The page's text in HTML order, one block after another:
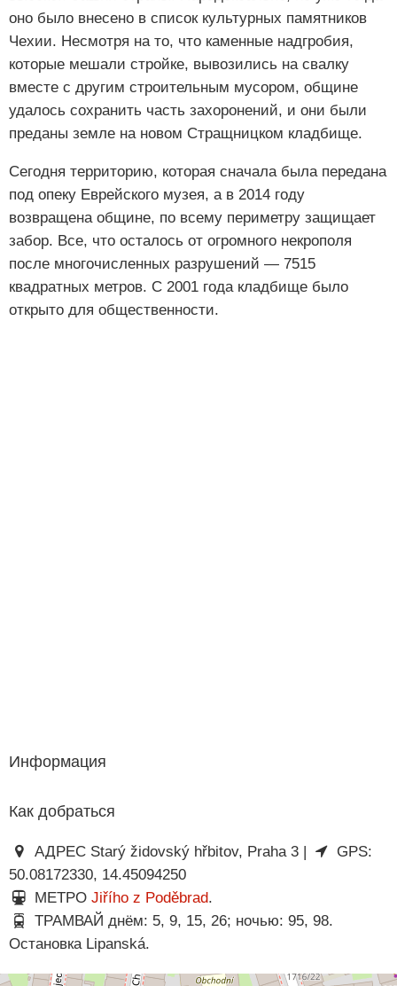
оно было внесено в список культурных памятников
Чехии. Несмотря на то, что каменные надгробия,
которые мешали стройке, вывозились на свалку
вместе с другим строительным мусором, общине
удалось сохранить часть захоронений, и они были
преданы земле на новом Стращницком кладбище.
Сегодня территорию, которая сначала была передана
под опеку Еврейского музея, а в 2014 году
возвращена общине, по всему периметру защищает
забор. Все, что осталось от огромного некрополя
после многочисленных разрушений — 7515
квадратных метров. С 2001 года кладбище было
открыто для общественности.
Информация
Как добраться
АДРЕС Starý židovský hřbitov, Praha 3 |
GPS:
50.08172330, 14.45094250
МЕТРО Jiřího z Poděbrad.
ТРАМВАЙ днём: 5, 9, 15, 26; ночью: 95, 98.
Остановка Lipanská.